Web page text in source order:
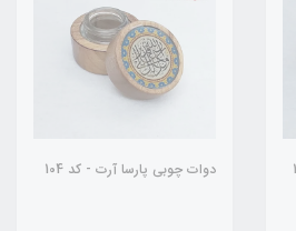
دوات چوبی پارسا آرت - کد 104